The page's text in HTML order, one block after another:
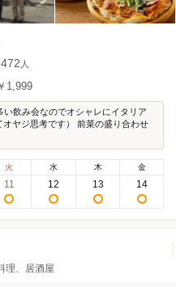
人
1,999
い飲み会なのでオシャレにイタリア
オヤジ思考です） 前菜の盛り合わせ
火
11
水
12
木
13
金
14
理、居酒屋